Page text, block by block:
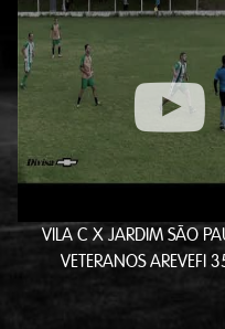
VILA C X JARDIM SÃO
VETERANOS AREVEFI